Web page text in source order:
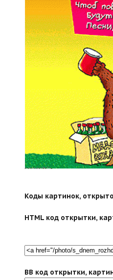
search">
Коды картинок,
HTML код открытки,
BB код открытки,